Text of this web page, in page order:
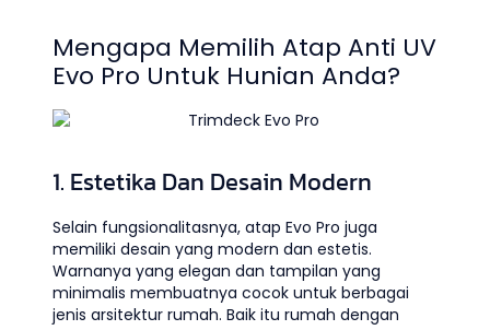
Mengapa Memilih Atap Anti UV
Evo Pro Untuk Hunian Anda?
1. Estetika Dan Desain Modern
Selain fungsionalitasnya, atap Evo Pro juga
memiliki desain yang modern dan estetis.
Warnanya yang elegan dan tampilan yang
minimalis membuatnya cocok untuk berbagai
jenis arsitektur rumah. Baik itu rumah dengan